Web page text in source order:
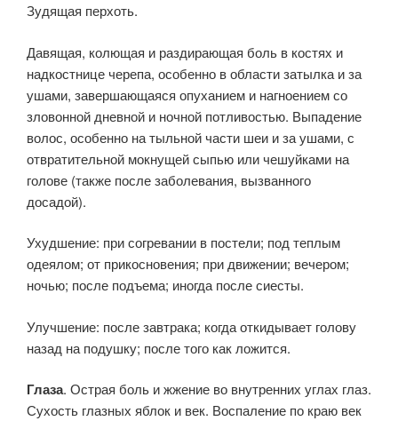
Зудящая перхоть.
Давящая, колющая и раздирающая боль в костях и
надкостнице черепа, особенно в области затылка и за
ушами, завершающаяся опуханием и нагноением со
зловонной дневной и ночной потливостью. Выпадение
волос, особенно на тыльной части шеи и за ушами, с
отвратительной мокнущей сыпью или чешуйками на
голове (также после заболевания, вызванного
досадой).
Ухудшение: при согревании в постели; под теплым
одеялом; от прикосновения; при движении; вечером;
ночью; после подъема; иногда после сиесты.
Улучшение: после завтрака; когда откидывает голову
назад на подушку; после того как ложится.
Глаза. Острая боль и жжение во внутренних углах глаз.
Сухость глазных яблок и век. Воспаление по краю век